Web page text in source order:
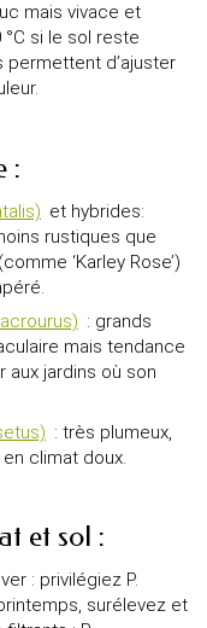
mais vivace et
si le sol reste
permettent d’ajuster
:
et hybrides:
rustiques que
‘Karley Rose’)
: grands
mais tendance
aux jardins où son
: très plumeux,
climat doux.
et sol :
: privilégiez P.
surélevez et